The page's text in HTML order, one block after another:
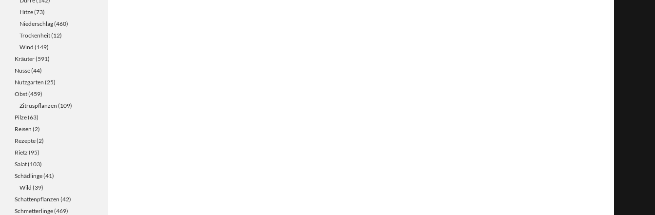
Hitze(73)
Niederschlag(460)
Trockenheit(12)
Wind (149)
Kräuter(591)
Nüsse(44)
Nutzgarten (25)
Obst(459)
Zitruspflanzen (109)
Pilze(63)
Reisen (2)
Rezepte(2)
Rietz (95)
Salat(103)
Schädlinge(41)
Wild (39)
Schattenpflanzen (42)
Schmetterlinge(469)